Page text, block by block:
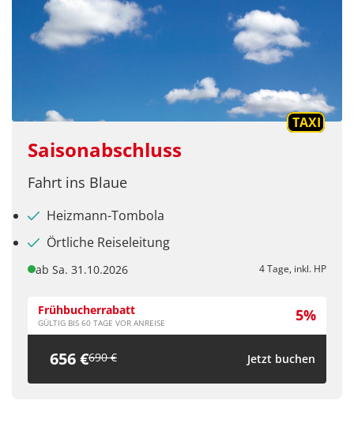
Telegram
per E-Mail senden
TAXI
Saisonabschluss
Fahrt ins Blaue
Heizmann-Tombola
Örtliche Reiseleitung
ab Sa. 31.10.2026 4 Tage, inkl. HP
Frühbucherrabatt
GÜLTIG BIS 60 TAGE VOR ANREISE 5%
656 €690 € Jetzt buchen